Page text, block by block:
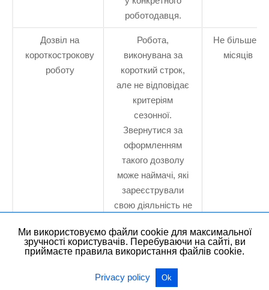
роботодавця.
Дозвіл на
короткострокову
роботу
Робота,
виконувана за
короткий строк,
але не відповідає
критеріям
сезонної.
Звернутися за
оформленням
такого дозволу
може наймачі, які
зареєстрували
свою діяльність не
звернення за
документом.
Не більше 6
місяців
Туристичні
Ми використовуємо файли cookie для максимальної
зручності користувачів. Перебуваючи на сайті, ви
приймаєте правила використання файлів cookie.
Privacy policy Ok